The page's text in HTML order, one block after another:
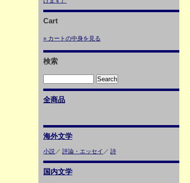
Cart
» カートの中身を見る
検索
全商品
海外文学
小説／ 評論・エッセイ ／ 詩
国内文学